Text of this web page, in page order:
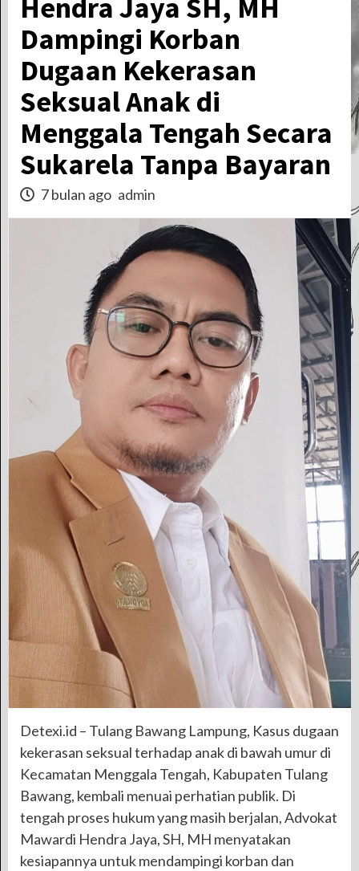
Hendra Jaya SH, MH
Dampingi Korban
Dugaan Kekerasan
Seksual Anak di
Menggala Tengah Secara
Sukarela Tanpa Bayaran
7 bulan ago admin
Detexi.id – Tulang Bawang Lampung, Kasus dugaan
kekerasan seksual terhadap anak di bawah umur di
Kecamatan Menggala Tengah, Kabupaten Tulang
Bawang, kembali menuai perhatian publik. Di
tengah proses hukum yang masih berjalan, Advokat
Mawardi Hendra Jaya, SH, MH menyatakan
kesiapannya untuk mendampingi korban dan